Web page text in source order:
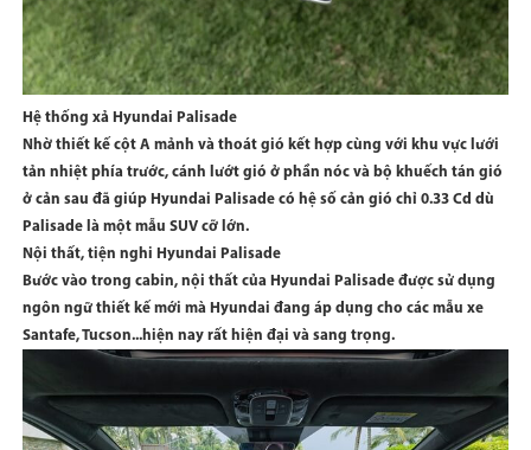
Hệ thống xả Hyundai Palisade
Nhờ thiết kế cột A mảnh và thoát gió kết hợp cùng với khu vực lưới
tản nhiệt phía trước, cánh lướt gió ở phần nóc và bộ khuếch tán gió
ở cản sau đã giúp Hyundai Palisade có hệ số cản gió chỉ 0.33 Cd dù
Palisade là một mẫu SUV cỡ lớn.
Nội thất, tiện nghi Hyundai Palisade
Bước vào trong cabin, nội thất của Hyundai Palisade được sử dụng
ngôn ngữ thiết kế mới mà Hyundai đang áp dụng cho các mẫu xe
Santafe, Tucson...hiện nay rất hiện đại và sang trọng.